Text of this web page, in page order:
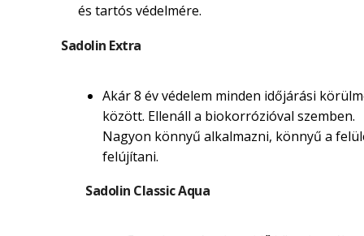
és tartós védelmére.
Sadolin Extra
Akár 8 év védelem minden időjárási
között. Ellenáll a biokorrózióval szemben.
Nagyon könnyű alkalmazni, könnyű a
felújítani.
Sadolin Classic Aqua